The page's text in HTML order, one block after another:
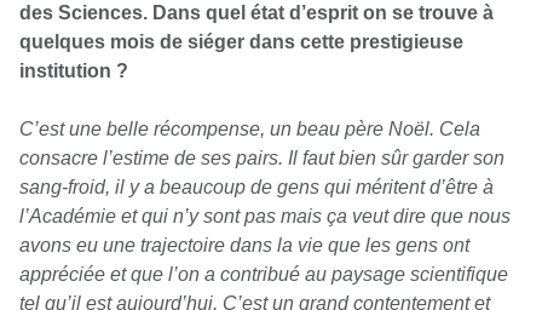
des Sciences. Dans quel état d’esprit on se trouve à
quelques mois de siéger dans cette prestigieuse
institution ?
C’est une belle récompense, un beau père Noël. Cela
consacre l’estime de ses pairs. Il faut bien sûr garder son
sang-froid, il y a beaucoup de gens qui méritent d’être à
l’Académie et qui n’y sont pas mais ça veut dire que nous
avons eu une trajectoire dans la vie que les gens ont
appréciée et que l’on a contribué au paysage scientifique
tel qu’il est aujourd’hui. C’est un grand contentement et